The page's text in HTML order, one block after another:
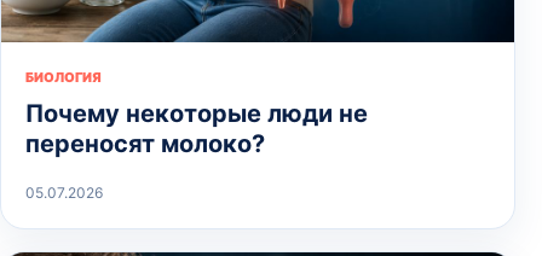
БИОЛОГИЯ
Почему некоторые люди не
переносят молоко?
05.07.2026